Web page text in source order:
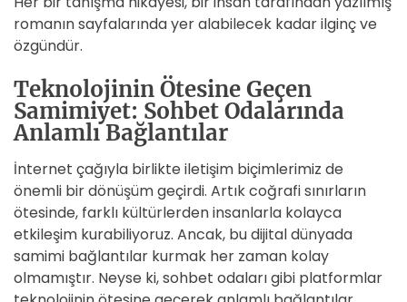
romanın sayfalarında yer alabilecek kadar ilginç ve
özgündür.
Teknolojinin Ötesine Geçen
Samimiyet: Sohbet Odalarında
Anlamlı Bağlantılar
İnternet çağıyla birlikte iletişim biçimlerimiz de
önemli bir dönüşüm geçirdi. Artık coğrafi sınırların
ötesinde, farklı kültürlerden insanlarla kolayca
etkileşim kurabiliyoruz. Ancak, bu dijital dünyada
samimi bağlantılar kurmak her zaman kolay
olmamıştır. Neyse ki, sohbet odaları gibi platformlar